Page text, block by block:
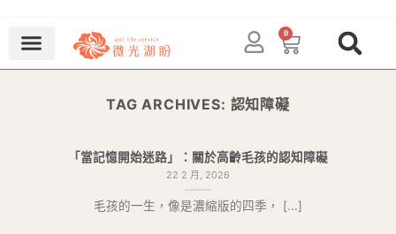
0
TAG ARCHIVES: 認知障礙
「當記憶開始迷路」：關於高齡毛孩的認知障礙
22 2 月, 2026
毛孩的一生，像是濃縮版的四季， [...]